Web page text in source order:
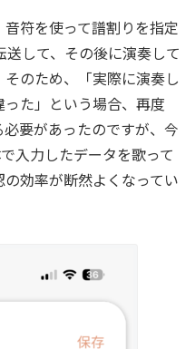
符を使って譜割りを指定
送して、その後に演奏して
のため、「実際に演奏し
た」という場合、再度
要があったのですが、今
入力したデータを歌って
効率が断然よくなってい